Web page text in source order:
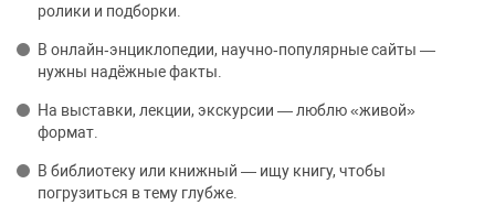
ролики и подборки.
В онлайн‑энциклопедии, научно‑популярные сайты —
нужны надёжные факты.
На выставки, лекции, экскурсии — люблю «живой»
формат.
В библиотеку или книжный — ищу книгу, чтобы
погрузиться в тему глубже.